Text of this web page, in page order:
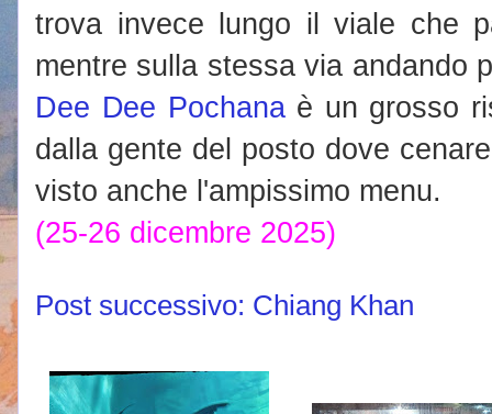
trova invece lungo il viale che
mentre sulla stessa via andando
Dee Dee Pochana è un grosso
dalla gente del posto dove
visto anche l'ampissimo menu.
(25-26 dicembre 2025)
Post successivo: Chiang Khan